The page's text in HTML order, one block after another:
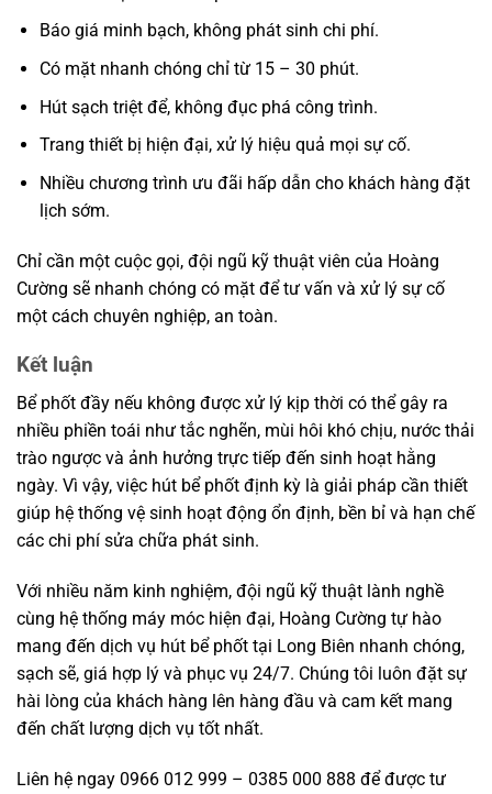
Báo giá minh bạch, không phát sinh chi phí.
Có mặt nhanh chóng chỉ từ 15 – 30 phút.
Hút sạch triệt để, không đục phá công trình.
Trang thiết bị hiện đại, xử lý hiệu quả mọi sự cố.
Nhiều chương trình ưu đãi hấp dẫn cho khách hàng đặt
lịch sớm.
Chỉ cần một cuộc gọi, đội ngũ kỹ thuật viên của Hoàng
Cường sẽ nhanh chóng có mặt để tư vấn và xử lý sự cố
một cách chuyên nghiệp, an toàn.
Kết luận
Bể phốt đầy nếu không được xử lý kịp thời có thể gây ra
nhiều phiền toái như tắc nghẽn, mùi hôi khó chịu, nước thải
trào ngược và ảnh hưởng trực tiếp đến sinh hoạt hằng
ngày. Vì vậy, việc hút bể phốt định kỳ là giải pháp cần thiết
giúp hệ thống vệ sinh hoạt động ổn định, bền bỉ và hạn chế
các chi phí sửa chữa phát sinh.
Với nhiều năm kinh nghiệm, đội ngũ kỹ thuật lành nghề
cùng hệ thống máy móc hiện đại, Hoàng Cường tự hào
mang đến dịch vụ hút bể phốt tại Long Biên nhanh chóng,
sạch sẽ, giá hợp lý và phục vụ 24/7. Chúng tôi luôn đặt sự
hài lòng của khách hàng lên hàng đầu và cam kết mang
đến chất lượng dịch vụ tốt nhất.
Liên hệ ngay 0966 012 999 – 0385 000 888 để được tư